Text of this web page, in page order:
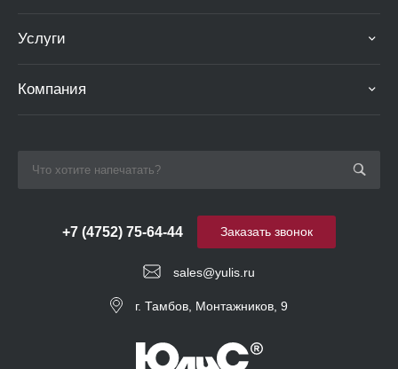
Услуги
Компания
sales@yulis.ru
+7 (4752) 75-64-44
г. Тамбов, Монтажников, 9
Заказать звонок